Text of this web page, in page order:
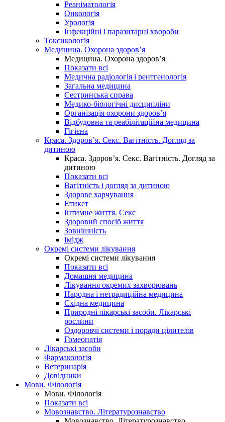
Реаніматологія
Онкологія
Урологія
Інфекційні і паразитарні хвороби
Токсикологія
Медицина. Охорона здоров’я
Медицина. Охорона здоров’я
Показати всі
Медична радіологія і рентгенологія
Загальна медицина
Сестринська справа
Медико-біологічні дисципліни
Організація охорони здоров’я
Відбудовна та реабілітаційна медицина
Гігієна
Краса. Здоров’я. Секс. Вагітність. Догляд за
дитиною
Краса. Здоров’я. Секс. Вагітність. Догляд за
дитиною
Показати всі
Вагітність і догляд за дитиною
Здорове харчування
Етикет
Інтимне життя. Секс
Здоровий спосіб життя
Зовнішність
Імідж
Окремі системи лікування
Окремі системи лікування
Показати всі
Домашня медицина
Лікування окремих захворювань
Народна і нетрадиційна медицина
Східна медицина
Природні лікарські засоби. Лікарські
рослини
Оздоровчі системи і поради цілителів
Гомеопатія
Лікарські засоби
Фармакологія
Ветеринарія
Довідники
Мови. Філологія
Мови. Філологія
Показати всі
Мовознавство. Літературознавство